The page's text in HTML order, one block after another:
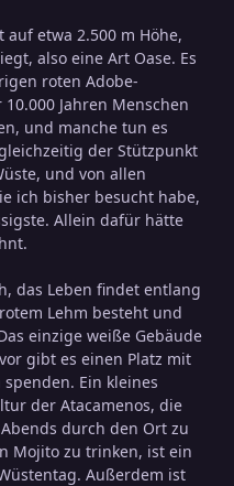
etwa 2.500 m Höhe,
also eine Art Oase. Es
roten Adobe-
Jahren Menschen
und manche tun es
der Stützpunkt
und von allen
ich bisher besucht habe,
Allein dafür hätte
das Leben findet entlang
Lehm besteht und
einzige weiße Gebäude
gibt es einen Platz mit
Ein kleines
der Atacamenos, die
durch den Ort zu
Mojito zu trinken, ist ein
Außerdem ist